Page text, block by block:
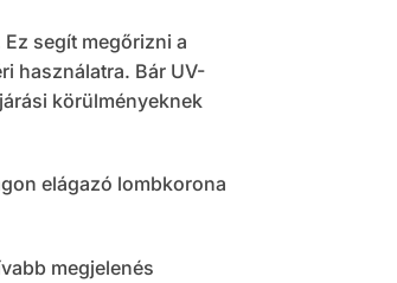
segít megőrizni a
használatra. Bár UV-
körülményeknek
elágazó lombkorona
megjelenés